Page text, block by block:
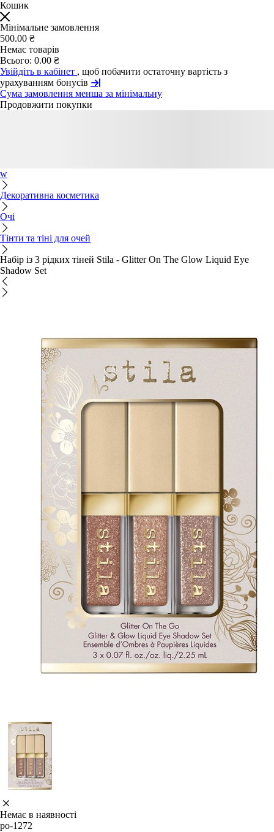
Кошик
Мінімальне замовлення
500.00 ₴
Немає товарів
Всього: 0.00 ₴
Увійдіть в кабінет , щоб побачити остаточну вартість з
урахуванням бонусів
Сума замовлення менша за мінімальну
Продовжити покупки
w
Декоративна косметика
Очі
Тінти та тіні для очей
Набір із 3 рідких тіней Stila - Glitter On The Glow Liquid Eye
Shadow Set
Немає в наявності
po-1272